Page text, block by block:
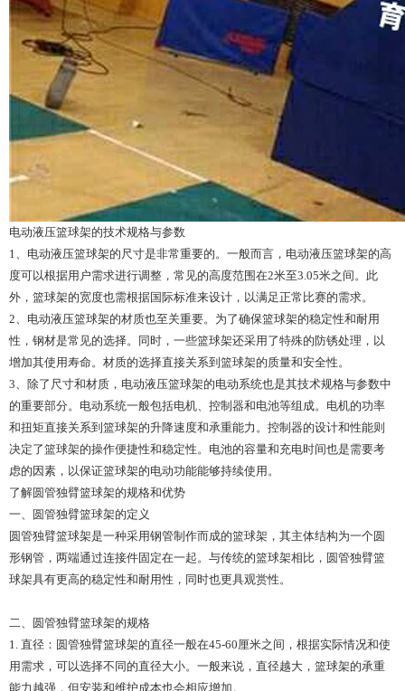
电动液压篮球架的技术规格与参数
1、电动液压篮球架的尺寸是非常重要的。一般而言，电动液压篮球架的高
度可以根据用户需求进行调整，常见的高度范围在2米至3.05米之间。此
外，篮球架的宽度也需根据国际标准来设计，以满足正常比赛的需求。
2、电动液压篮球架的材质也至关重要。为了确保篮球架的稳定性和耐用
性，钢材是常见的选择。同时，一些篮球架还采用了特殊的防锈处理，以
增加其使用寿命。材质的选择直接关系到篮球架的质量和安全性。
3、除了尺寸和材质，电动液压篮球架的电动系统也是其技术规格与参数中
的重要部分。电动系统一般包括电机、控制器和电池等组成。电机的功率
和扭矩直接关系到篮球架的升降速度和承重能力。控制器的设计和性能则
决定了篮球架的操作便捷性和稳定性。电池的容量和充电时间也是需要考
虑的因素，以保证篮球架的电动功能能够持续使用。
了解圆管独臂篮球架的规格和优势
一、圆管独臂篮球架的定义
圆管独臂篮球架是一种采用钢管制作而成的篮球架，其主体结构为一个圆
形钢管，两端通过连接件固定在一起。与传统的篮球架相比，圆管独臂篮
球架具有更高的稳定性和耐用性，同时也更具观赏性。
二、圆管独臂篮球架的规格
1. 直径：圆管独臂篮球架的直径一般在45-60厘米之间，根据实际情况和使
用需求，可以选择不同的直径大小。一般来说，直径越大，篮球架的承重
能力越强，但安装和维护成本也会相应增加。